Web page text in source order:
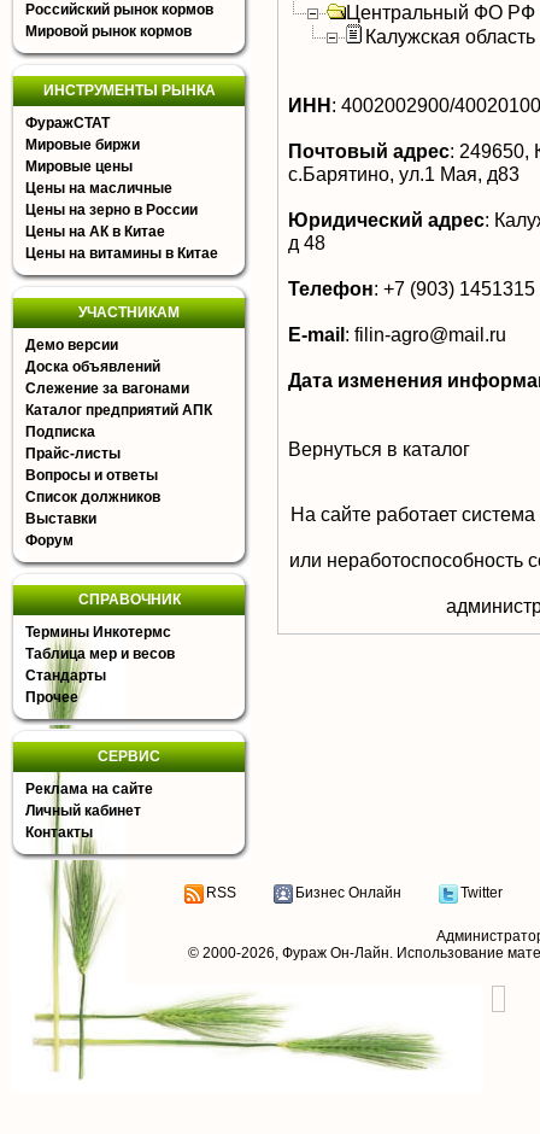
Российский рынок кормов
Мировой рынок кормов
ИНСТРУМЕНТЫ РЫНКА
ФуражСТАТ
Мировые биржи
Мировые цены
Цены на масличные
Цены на зерно в России
Цены на АК в Китае
Цены на витамины в Китае
УЧАСТНИКАМ
Демо версии
Доска объявлений
Слежение за вагонами
Каталог предприятий АПК
Подписка
Прайс-листы
Вопросы и ответы
Список должников
Выставки
Форум
СПРАВОЧНИК
Термины Инкотермс
Таблица мер и весов
Стандарты
Прочее
СЕРВИС
Реклама на сайте
Личный кабинет
Контакты
Центральный ФО РФ
Калужская область
ИНН: 4002002900/
Почтовый адрес: 249650,
с.Барятино, ул.1 Мая, д83
Юридический адрес:
д 48
Телефон: +7 (903) 1451315
E-mail: filin-agro@mail.ru
Дата изменения
Вернуться в каталог
На сайте работает
или неработоспособность
RSS Бизнес Онлайн Twitter
© 2000-2026, Фураж Он-Лайн. Использование